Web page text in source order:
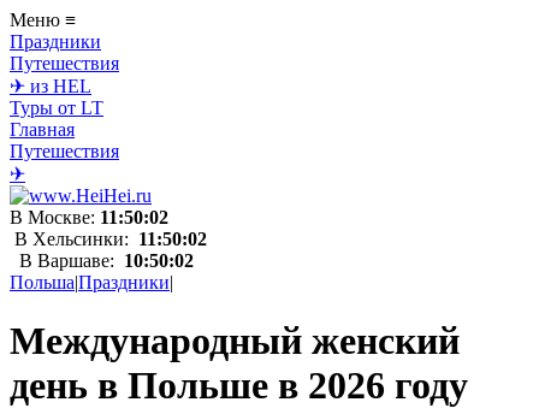
Меню ≡
Праздники
Путешествия
✈ из HEL
Туры от LT
Главная
Путешествия
✈
В Москве: 11:50:02
В Хельсинки: 11:50:02
В Варшаве: 10:50:02
Польша|Праздники|
Международный женский
день в Польше в 2026 году